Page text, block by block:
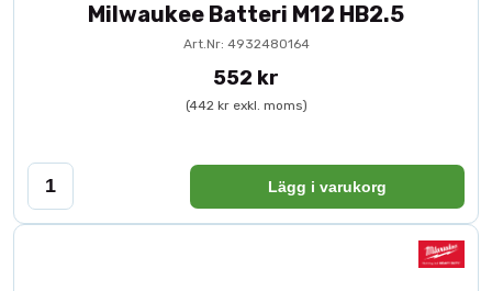
Milwaukee Batteri M12 HB2.5
Art.Nr: 4932480164
552 kr
(442 kr exkl. moms)
Lägg i varukorg